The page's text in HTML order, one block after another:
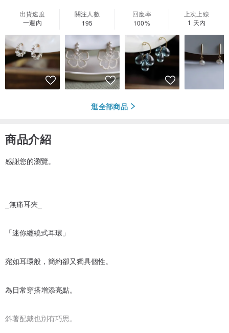
出貨速度
一週內
關注人數
195
回應率
100%
上次上線
1 天內
逛全部商品
商品介紹
感謝您的瀏覽。
_無痛耳夾_
「迷你纏繞式耳環」
宛如耳環般，簡約卻又獨具個性。
為日常穿搭增添亮點。
斜著配戴也別有巧思。